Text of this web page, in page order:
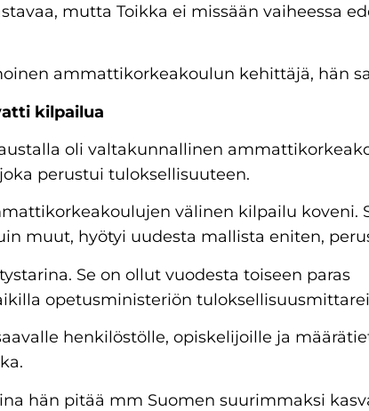
mutta Toikka ei missään vaiheessa
ammattikorkeakoulun kehittäjä, hän
kilpailua
oli valtakunnallinen
perustui tuloksellisuuteen.
välinen kilpailu koveni.
muut, hyötyi uudesta mallista eniten,
Se on ollut vuodesta toiseen paras
opetusministeriön
henkilöstölle, opiskelijoille ja
hän pitää mm Suomen suurimmaksi